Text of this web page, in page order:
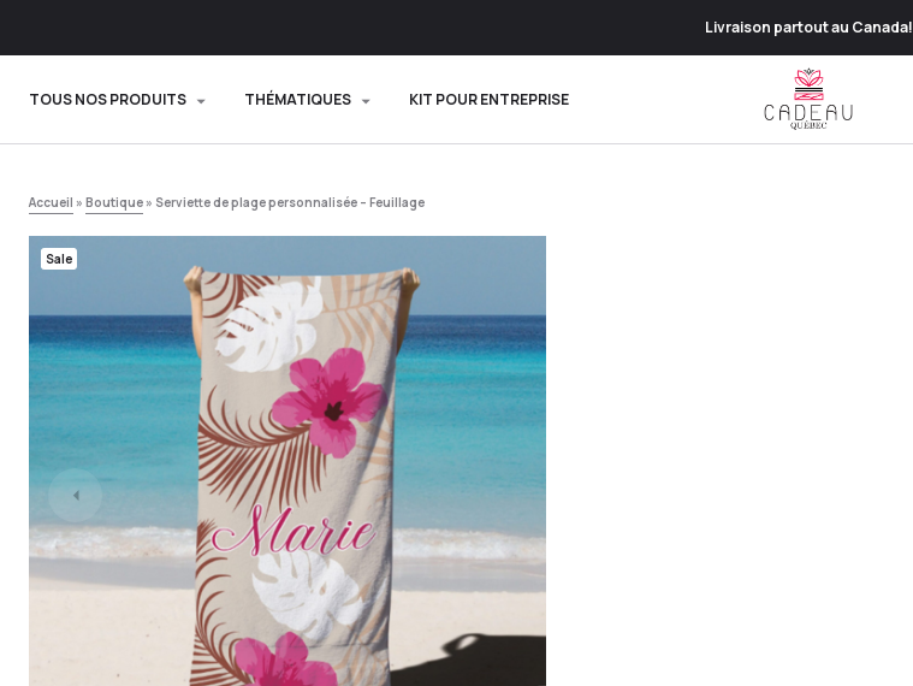
Livraison partout au Canada!
TOUS NOS PRODUITS THÉMATIQUES KIT POUR ENTREPRISE
Accueil » Boutique » Serviette de plage personnalisée – Feuillage
Sale